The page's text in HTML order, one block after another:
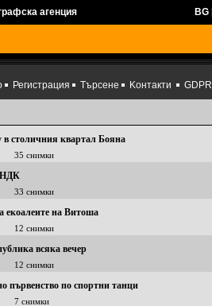
агенция BG
Регистрация Търсене Kонтакти GDPR
столичния квартал Бояна
35 снимки
НДК
33 снимки
екоалеите на Витоша
12 снимки
всяка вечер
12 снимки
първенство по спортни танци
7 снимки